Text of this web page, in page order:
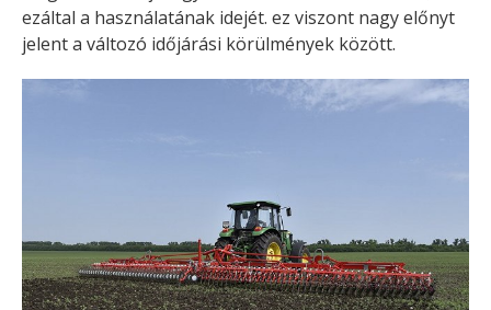
ezáltal a használatának idejét. ez viszont nagy előnyt
jelent a változó időjárási körülmények között.